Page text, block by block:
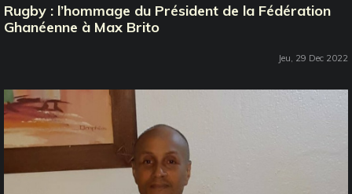
Rugby : l’hommage du Président de la Fédération
Ghanéenne à Max Brito
Jeu, 29 Dec 2022